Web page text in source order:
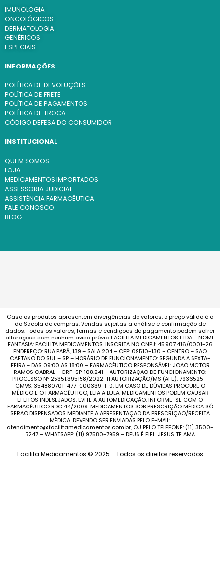
IMUNOLOGIA
ONCOLÓGICOS
DERMATOLOGIA
GENÉRICOS
ESPECIAIS
INFORMAÇÕES
POLÍTICA DE DEVOLUÇÕES
POLÍTICA DE FRETE
POLÍTICA DE PAGAMENTOS
POLÍTICA DE TROCA
CÓDIGO DEFESA DO CONSUMIDOR
INSTITUCIONAL
QUEM SOMOS
LOJA
MEDICAMENTOS IMPORTADOS
ASSESSORIA JUDICIAL
ASSISTÊNCIA FARMACÊUTICA
FALE CONOSCO
BLOG
Caso os produtos apresentem divergências de valores, o preço válido é o
do Sacola de compras. Vendas sujeitas a análise e confirmação de
dados. Todos os valores, formas e condições de pagamento podem sofrer
alterações sem nenhum aviso prévio. FACILITA MEDICAMENTOS LTDA – NOME
FANTASIA: FACILITA MEDICAMENTOS. INSCRITA NO CNPJ: 45.907.416/0001-26
ENDEREÇO: RUA PARÁ, 139 – SALA 204 – CEP: 09510-130 – CENTRO – SÃO
CAETANO DO SUL – SP – HORÁRIO DE FUNCIONAMENTO: SEGUNDA A SEXTA-
FEIRA – DAS 09:00 AS 18:00 – FARMACÊUTICO RESPONSÁVEL: JOAO VICTOR
RAMOS CABRAL – CRF-SP: 108.241 – AUTORIZAÇÃO DE FUNCIONAMENTO:
PROCESSO Nº 25351.395158/2022-11 AUTORIZAÇÃO/MS (AFE): 7936525 –
CMVS: 354880701-477-000339-1-0. EM CASO DE DÚVIDAS PROCURE O
MÉDICO E O FARMACÊUTICO, LEIA A BULA. MEDICAMENTOS PODEM CAUSAR
EFEITOS INDESEJADOS. EVITE A AUTOMEDICAÇÃO: INFORME-SE COM O
FARMACÊUTICO RDC 44/2009. MEDICAMENTOS SOB PRESCRIÇÃO MÉDICA SÓ
SERÃO DISPENSADOS MEDIANTE A APRESENTAÇÃO DA PRESCRIÇÃO/RECEITA
MÉDICA. DEVENDO SER ENVIADAS PELO E-MAIL:
atendimento@facilitamedicamentos.com.br, OU PELO TELEFONE: (11) 3500-
7247 – WHATSAPP: (11) 97580-7959 – DEUS É FIEL. JESUS TE AMA
Facilita Medicamentos © 2025 – Todos os direitos reservados